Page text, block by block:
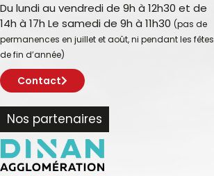
Du lundi au vendredi de 9h à 12h30 et de
14h à 17h Le samedi de 9h à 11h30 (pas de
permanences en juillet et août, ni pendant les fêtes
de fin d’année)
Contact
Nos partenaires